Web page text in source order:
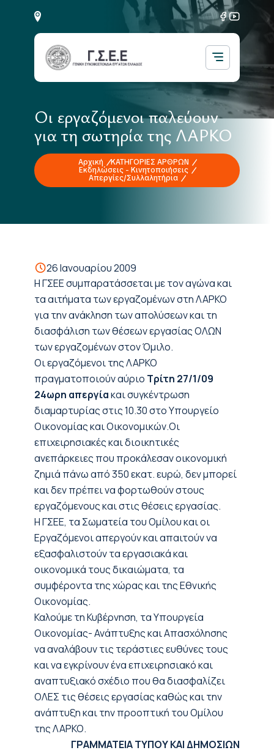
Οι εργαζόμενοι παλεύουν
για τη σωτηρία της ΛΑΡΚΟ
Αρχική
ΚΑΤΗΓΟΡΙΕΣ ΑΡΘΡΩΝ
Εκδηλώσεις - Κινητοποιήσεις
Απεργίες/Συλλαλητήρια
26 Ιανουαρίου 2009
Η ΓΣΕΕ συμπαρατάσσεται με τον αγώνα και
τα αιτήματα των εργαζομένων στη ΛΑΡΚΟ
για την ανάκληση των απολύσεων και τη
διασφάλιση των θέσεων εργασίας ΟΛΩΝ
των εργαζομένων στον Όμιλο.
Οι εργαζόμενοι της ΛΑΡΚΟ
πραγματοποιούν αύριο Τρίτη 27/1/09
24ωρη απεργίακαι συγκέντρωση
διαμαρτυρίας στις 10.30 στο Υπουργείο
Οικονομίας και Οικονομικών.Οι
επιχειρησιακές και διοικητικές
ανεπάρκειες που προκάλεσαν οικονομική
ζημιά πάνω από 350 εκατ. ευρώ, δεν μπορεί
και δεν πρέπει να φορτωθούν στους
εργαζόμενους και στις θέσεις εργασίας.
Η ΓΣΕΕ, τα Σωματεία του Ομίλου και οι
Εργαζόμενοι απεργούν και απαιτούν να
εξασφαλιστούν τα εργασιακά και
οικονομικά τους δικαιώματα, τα
συμφέροντα της χώρας και της Εθνικής
Οικονομίας.
Καλούμε τη Κυβέρνηση, τα Υπουργεία
Οικονομίας- Ανάπτυξης και Απασχόλησης
να αναλάβουν τις τεράστιες ευθύνες τους
και να εγκρίνουν ένα επιχειρησιακό και
αναπτυξιακό σχέδιο που θα διασφαλίζει
ΟΛΕΣ τις θέσεις εργασίας καθώς και την
ανάπτυξη και την προοπτική του Ομίλου
της ΛΑΡΚΟ.
ΓΡΑΜΜΑΤΕΙΑ ΤΥΠΟΥ ΚΑΙ ΔΗΜΟΣΙΩΝ